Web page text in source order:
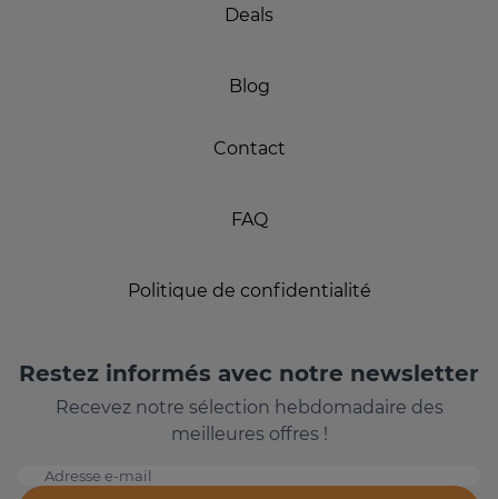
Deals
Blog
Contact
FAQ
Politique de confidentialité
Restez informés avec notre newsletter
Recevez notre sélection hebdomadaire des
meilleures offres !
Adresse e-mail